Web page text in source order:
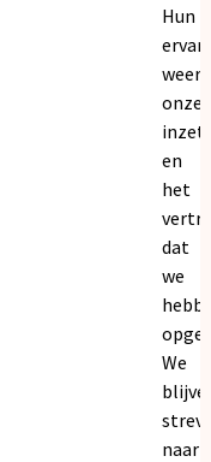
Hun
onze
inzet
en
het
dat
we
We
naar